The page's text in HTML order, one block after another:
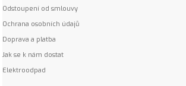
Odstoupení od smlouvy
Ochrana osobních údajů
Doprava a platba
Jak se k nám dostat
Elektroodpad